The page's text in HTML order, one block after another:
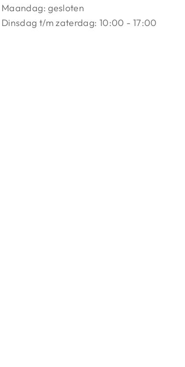
Maandag: gesloten
Dinsdag t/m zaterdag: 10:00 - 17:00